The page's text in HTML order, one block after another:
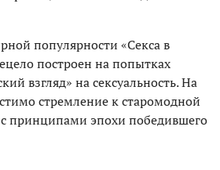
популярности «Секса в
построен на попытках
взгляд» на сексуальность. На
стремление к старомодной
принципами эпохи победившего